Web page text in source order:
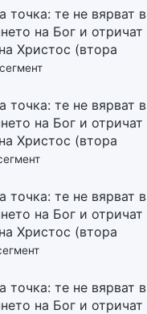
точка: те не вярват в
на Бог и отричат
Христос (втора
точка: те не вярват в
на Бог и отричат
Христос (втора
точка: те не вярват в
на Бог и отричат
Христос (втора
точка: те не вярват в
на Бог и отричат